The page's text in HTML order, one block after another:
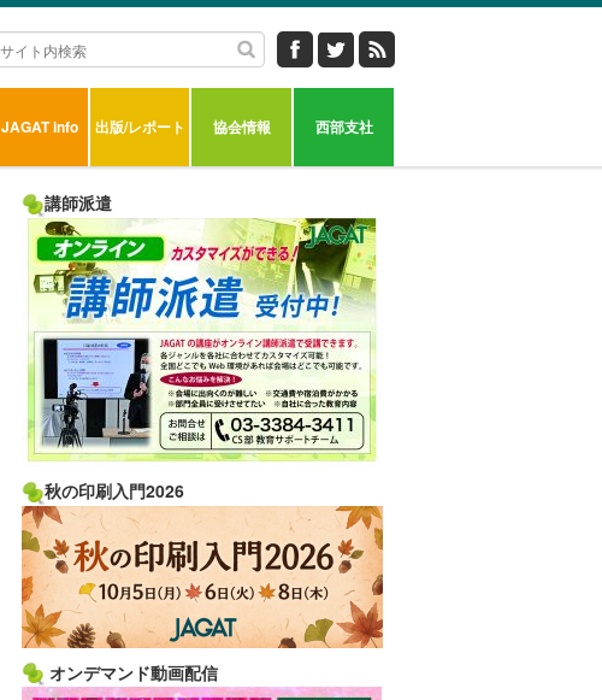
JAGAT info 出版/レポート 協会情報 西部支社
講師派遣
秋の印刷入門2026
オンデマンド動画配信